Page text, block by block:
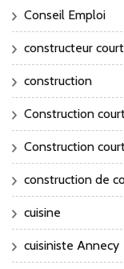
Conseil Emploi
constructeur
construction
Construction
Construction
construction de
cuisine
cuisiniste Annecy